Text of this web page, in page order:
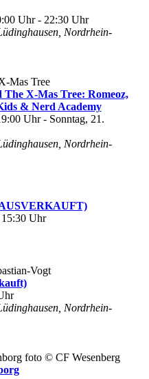
Uhr- 22:30 Uhr
Nordrhein-
X-Mas Tree: Romeoz,
& Nerd Academy
Uhr- Sonntag, 21.
Nordrhein-
Uhr
Nordrhein-